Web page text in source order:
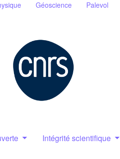
Géoscience Palevol
Intégrité scientifique